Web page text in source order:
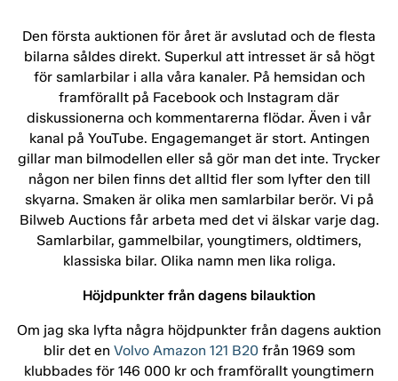
Den första auktionen för året är avslutad och de flesta
bilarna såldes direkt. Superkul att intresset är så högt
för samlarbilar i alla våra kanaler. På hemsidan och
framförallt på Facebook och Instagram där
diskussionerna och kommentarerna flödar. Även i vår
kanal på YouTube. Engagemanget är stort. Antingen
gillar man bilmodellen eller så gör man det inte. Trycker
någon ner bilen finns det alltid fler som lyfter den till
skyarna. Smaken är olika men samlarbilar berör. Vi på
Bilweb Auctions får arbeta med det vi älskar varje dag.
Samlarbilar, gammelbilar, youngtimers, oldtimers,
klassiska bilar. Olika namn men lika roliga.
Höjdpunkter från dagens bilauktion
Om jag ska lyfta några höjdpunkter från dagens auktion
blir det en Volvo Amazon 121 B20 från 1969 som
klubbades för 146 000 kr och framförallt youngtimern